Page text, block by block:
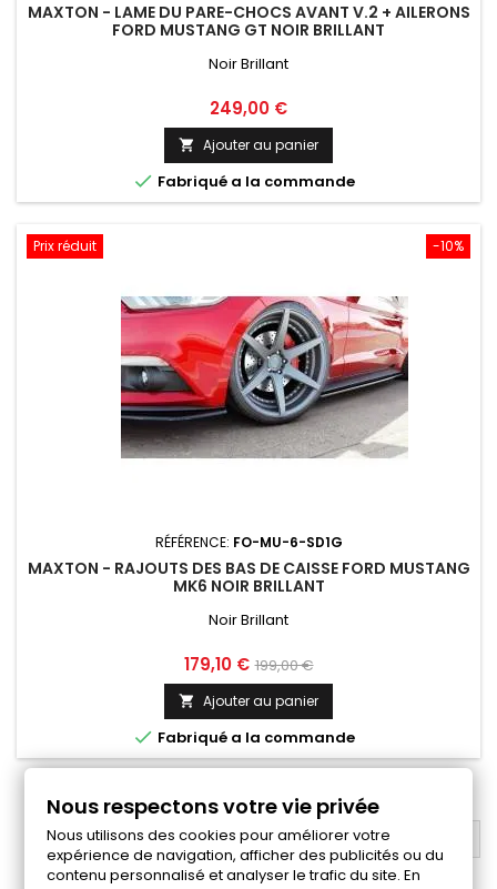
MAXTON - LAME DU PARE-CHOCS AVANT V.2 + AILERONS
FORD MUSTANG GT NOIR BRILLANT
Noir Brillant
Prix
249,00 €
 Ajouter au panier
 Fabriqué a la commande
-10%
Prix réduit
RÉFÉRENCE: FO-MU-6-SD1G
MAXTON - RAJOUTS DES BAS DE CAISSE FORD MUSTANG
MK6 NOIR BRILLANT
Noir Brillant
Prix
179,10 € Prix
base
199,00 €
 Ajouter au panier
 Fabriqué a la commande
Suivant 
RETOUR EN HAUT
Nous respectons votre vie privée
Nous utilisons des cookies pour améliorer votre
expérience de navigation, afficher des publicités ou du
contenu personnalisé et analyser le trafic du site. En